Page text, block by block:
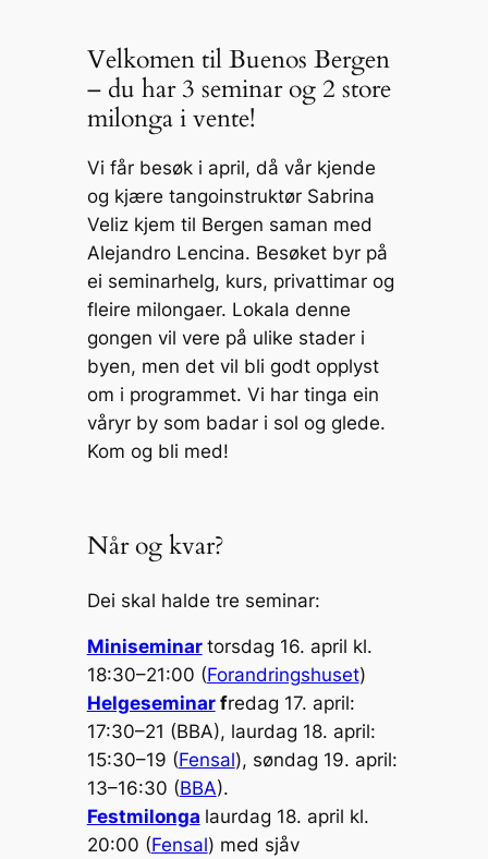
k
g
er
o
k
at
Velkomen til Buenos Bergen
– du har 3 seminar og 2 store
milonga i vente!
Vi får besøk i april, då vår kjende
og kjære tangoinstruktør Sabrina
Veliz kjem til Bergen saman med
Alejandro Lencina. Besøket byr på
ei seminarhelg, kurs, privattimar og
fleire milongaer. Lokala denne
gongen vil vere på ulike stader i
byen, men det vil bli godt opplyst
om i programmet. Vi har tinga ein
våryr by som badar i sol og glede.
Kom og bli med!
Når og kvar?
Dei skal halde tre seminar:
Miniseminar torsdag 16. april kl.
18:30–21:00 (Forandringshuset)
Helgeseminarfredag 17. april:
17:30–21 (BBA), laurdag 18. april:
15:30–19 (Fensal), søndag 19. april:
13–16:30 (BBA).
Festmilonga laurdag 18. april kl.
20:00 (Fensal) med sjåv